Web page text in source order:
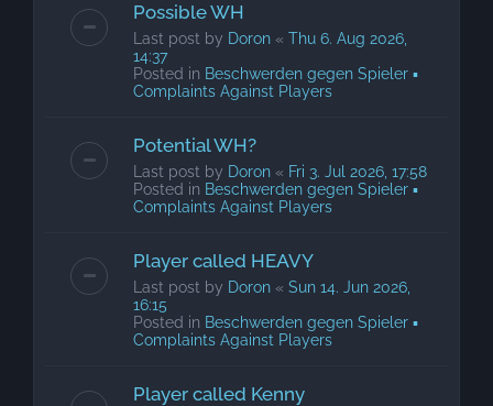
Possible WH
Last post by Doron « Thu 6. Aug 2026,
14:37
Posted in Beschwerden gegen Spieler ▪
Complaints Against Players
Potential WH?
Last post by Doron « Fri 3. Jul 2026, 17:58
Posted in Beschwerden gegen Spieler ▪
Complaints Against Players
Player called HEAVY
Last post by Doron « Sun 14. Jun 2026,
16:15
Posted in Beschwerden gegen Spieler ▪
Complaints Against Players
Player called Kenny